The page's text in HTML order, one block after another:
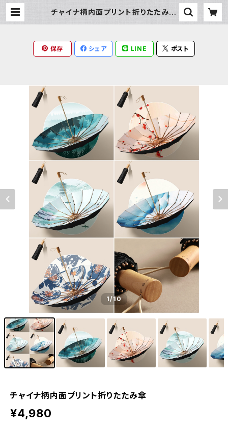
チャイナ柄内面プリント折りたたみ傘
保存 シェア LINE ポスト
1/10
チャイナ柄内面プリント折りたたみ傘
¥4,980